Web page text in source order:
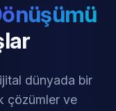
dünyada bir
çözümler ve